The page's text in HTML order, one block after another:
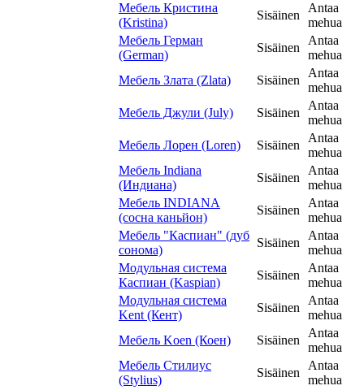
Мебель Кристина
(Kristina)
Sisäinen
Antaa
mehua
Мебель Герман
(German)
Sisäinen
Antaa
mehua
Мебель Злата (Zlata)
Sisäinen
Antaa
mehua
Мебель Джули (July)
Sisäinen
Antaa
mehua
Мебель Лорен (Loren)
Sisäinen
Antaa
mehua
Мебель Indiana
(Индиана)
Sisäinen
Antaa
mehua
Мебель INDIANA
(сосна каньйон)
Sisäinen
Antaa
mehua
Мебель "Каспиан" (дуб
сонома)
Sisäinen
Antaa
mehua
Модульная система
Каспиан (Kaspian)
Sisäinen
Antaa
mehua
Модульная система
Kent (Кент)
Sisäinen
Antaa
mehua
Мебель Koen (Коен)
Sisäinen
Antaa
mehua
Мебель Стилиус
(Stylius)
Sisäinen
Antaa
mehua